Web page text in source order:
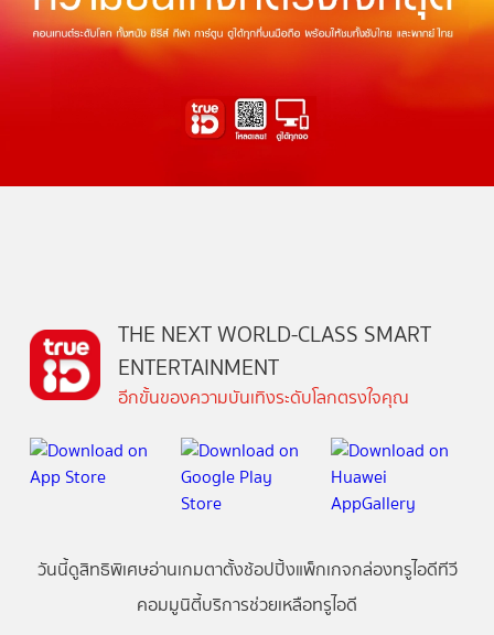
THE NEXT WORLD-CLASS SMART
ENTERTAINMENT
อีกขั้นของความบันเทิงระดับโลกตรงใจคุณ
วันนี้ดูสิทธิพิเศษอ่านเกมตาตั้งช้อปปิ้งแพ็กเกจกล่องทรูไอดีทีวี
คอมมูนิตี้บริการช่วยเหลือทรูไอดี